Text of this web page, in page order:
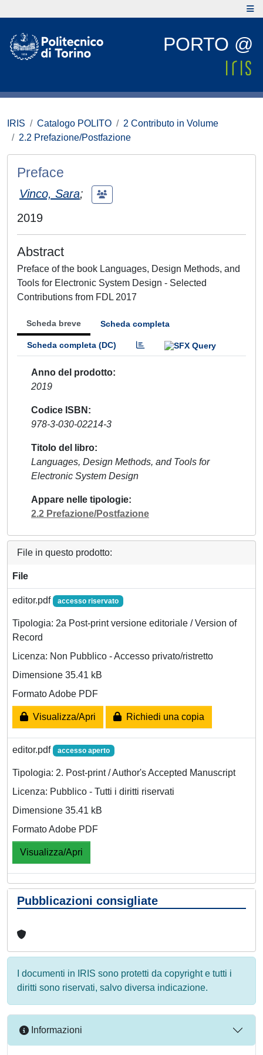
PORTO @
IRIS Catalogo POLITO
2 Contributo in Volume
2.2 Prefazione/Postfazione
Preface
Vinco, Sara;
2019
Abstract
Preface of the book Languages, Design Methods, and
Tools for Electronic System Design - Selected
Contributions from FDL 2017
Scheda breve Scheda completa
Scheda completa (DC)
Anno del prodotto
2019
Codice ISBN
978-3-030-02214-3
Titolo del libro
Languages, Design Methods, and Tools for
Electronic System Design
Appare nelle tipologie
2.2 Prefazione/Postfazione
File in questo prodotto:
File
editor.pdf accesso riservato
Tipologia: 2a Post-print versione editoriale / Version of
Record
Licenza: Non Pubblico - Accesso privato/ristretto
Dimensione 35.41 kB
Formato Adobe PDF
Visualizza/Apri Richiedi una copia
editor.pdf accesso aperto
Tipologia: 2. Post-print / Author's Accepted Manuscript
Licenza: Pubblico - Tutti i diritti riservati
Dimensione 35.41 kB
Formato Adobe PDF
Visualizza/Apri
Pubblicazioni consigliate
I documenti in IRIS sono protetti da copyright e tutti i
diritti sono riservati, salvo diversa indicazione.
Informazioni